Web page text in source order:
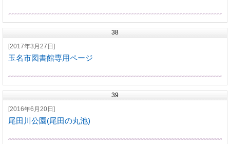
38
[2017年3月27日]
玉名市図書館専用ページ
39
[2016年6月20日]
尾田川公園(尾田の丸池)